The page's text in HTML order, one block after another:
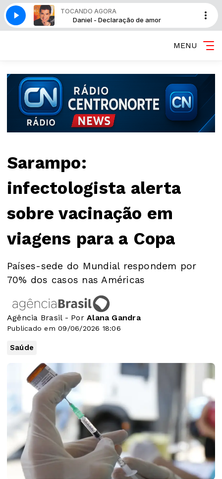
TOCANDO AGORA
amor Daniel - Declaração de amor
MENU
Sarampo:
infectologista alerta
sobre vacinação em
viagens para a Copa
Países-sede do Mundial respondem por
70% dos casos nas Américas
Agência Brasil - PorAlana Gandra
Publicado em 09/06/2026 18:06
Saúde